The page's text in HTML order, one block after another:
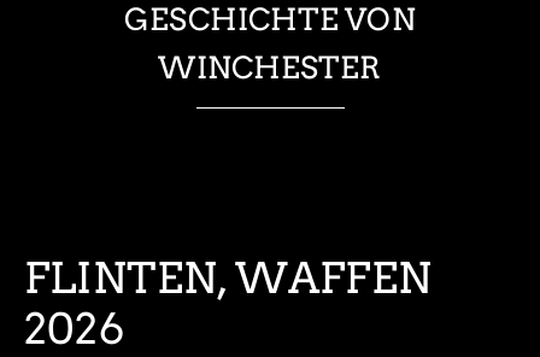
GESCHICHTE VON
WINCHESTER
FLINTEN, WAFFEN
2026